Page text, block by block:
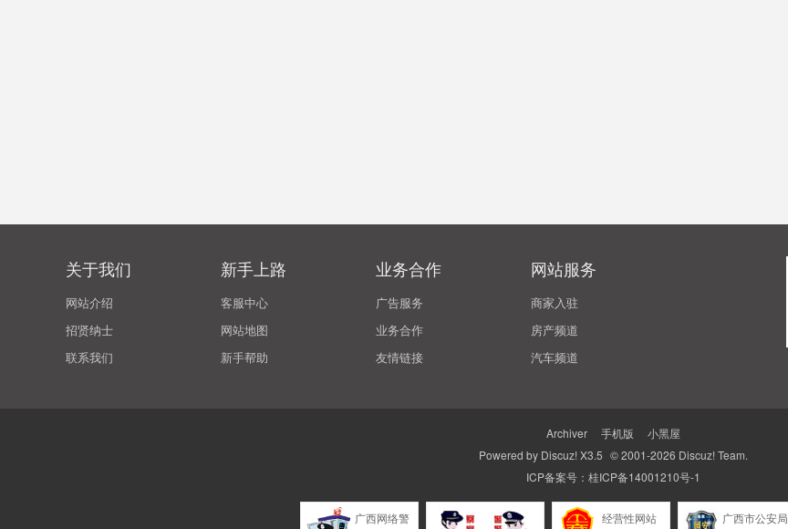
关于我们
网站介绍
招贤纳士
联系我们
新手上路
客服中心
网站地图
新手帮助
业务合作
广告服务
业务合作
友情链接
网站服务
商家入驻
房产频道
汽车频道
Archiver 手机版
小黑屋
Powered by Discuz! X3.5 © 2001-2026 Discuz! Team.
ICP备案号： 桂ICP备14001210号-1
广西网络警 经营性网站 广西市公安局